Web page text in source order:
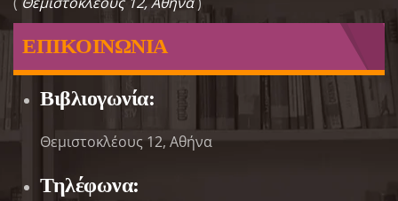
ΕΠΙΚΟΙΝΩΝΙΑ
Βιβλιογωνία:
Θεμιστοκλέους 12, Αθήνα
Τηλέφωνα: